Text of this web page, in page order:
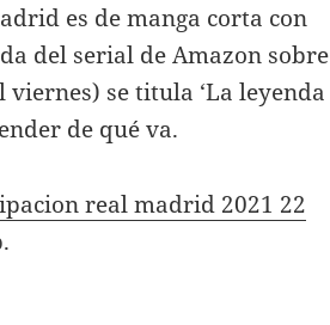
es de manga corta con
del serial de Amazon sobre
se titula ‘La leyenda
de qué va.
real madrid 2021 22